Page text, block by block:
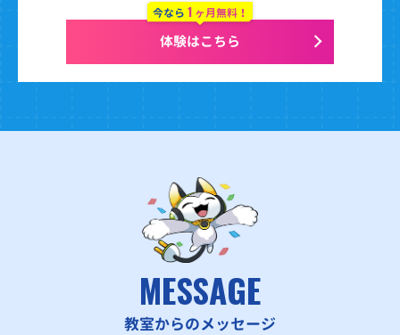
今なら 1 ヶ月無料！
体験はこちら
MESSAGE
教室からのメッセージ